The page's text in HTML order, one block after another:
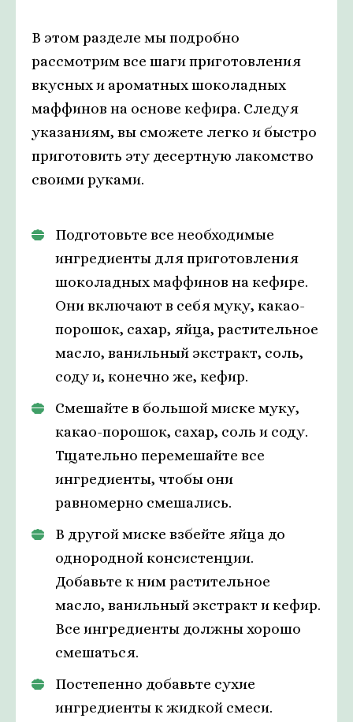
В этом разделе мы подробно
рассмотрим все шаги приготовления
вкусных и ароматных шоколадных
маффинов на основе кефира. Следуя
указаниям, вы сможете легко и быстро
приготовить эту десертную лакомство
своими руками.
Подготовьте все необходимые
ингредиенты для приготовления
шоколадных маффинов на кефире.
Они включают в себя муку, какао-
порошок, сахар, яйца, растительное
масло, ванильный экстракт, соль,
соду и, конечно же, кефир.
Смешайте в большой миске муку,
какао-порошок, сахар, соль и соду.
Тщательно перемешайте все
ингредиенты, чтобы они
равномерно смешались.
В другой миске взбейте яйца до
однородной консистенции.
Добавьте к ним растительное
масло, ванильный экстракт и кефир.
Все ингредиенты должны хорошо
смешаться.
Постепенно добавьте сухие
ингредиенты к жидкой смеси.